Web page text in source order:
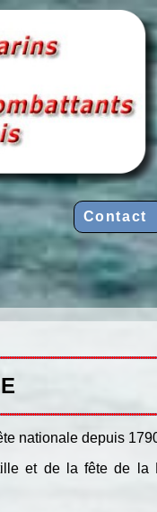
Contact
nationale depuis
et de la fête de la